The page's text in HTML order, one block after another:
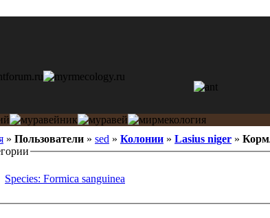
» Пользователи » sed » Колонии » Lasius niger »
Species: Formica sanguinea